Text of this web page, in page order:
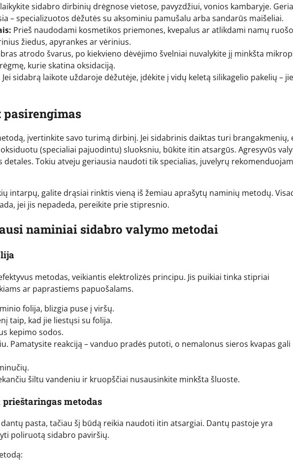
sidabro dirbinių drėgnose vietose, pavyzdžiui, vonios kambaryje.
– specializuotos dėžutės su aksominiu pamušalu arba sandarūs maišeliai.
Prieš naudodami kosmetikos priemones, kvepalus ar atlikdami namų
žiedus, apyrankes ar vėrinius.
atrodo švarus, po kiekvieno dėvėjimo švelniai nuvalykite jį minkšta
kurie skatina oksidaciją.
Jei sidabrą laikote uždaroje dėžutėje, įdėkite į vidų keletą silikagelio pakelių – jie
pasirengimas
įvertinkite savo turimą dirbinį. Jei sidabrinis daiktas turi brangakmenių,
(specialiai pajuodintu) sluoksniu, būkite itin atsargūs. Agresyvūs
Tokiu atveju geriausia naudoti tik specialias, juvelyrų
intarpų, galite drąsiai rinktis vieną iš žemiau aprašytų naminių metodų.
jei jis nepadeda, pereikite prie stipresnio.
naminiai sidabro valymo metodai
metodas, veikiantis elektrolizės principu. Jis puikiai tinka stipriai
ar paprastiems papuošalams.
folija, blizgia puse į viršų.
taip, kad jie liestųsi su folija.
kepimo sodos.
Pamatysite reakciją – vanduo pradės putoti, o nemalonus sieros kvapas gali
šiltu vandeniu ir kruopščiai nusausinkite minkšta šluoste.
metodas
pasta, tačiau šį būdą reikia naudoti itin atsargiai. Dantų pastoje yra
poliruotą sidabro paviršių.